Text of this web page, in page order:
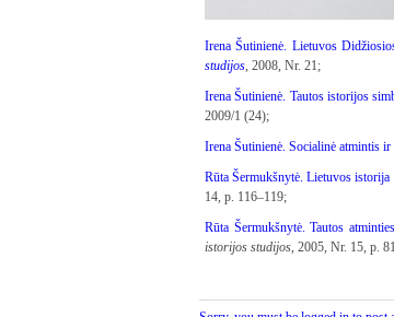
Irena Šutinienė. Lietuvos
studijos, 2008, Nr. 21;
Irena Šutinienė. Tautos istorijos
2009/1 (24);
Irena Šutinienė. Socialinė atmintis
Rūta Šermukšnytė. Lietuvos
14, p. 116–119;
Rūta Šermukšnytė. Tautos
istorijos studijos, 2005, Nr. 15, p.